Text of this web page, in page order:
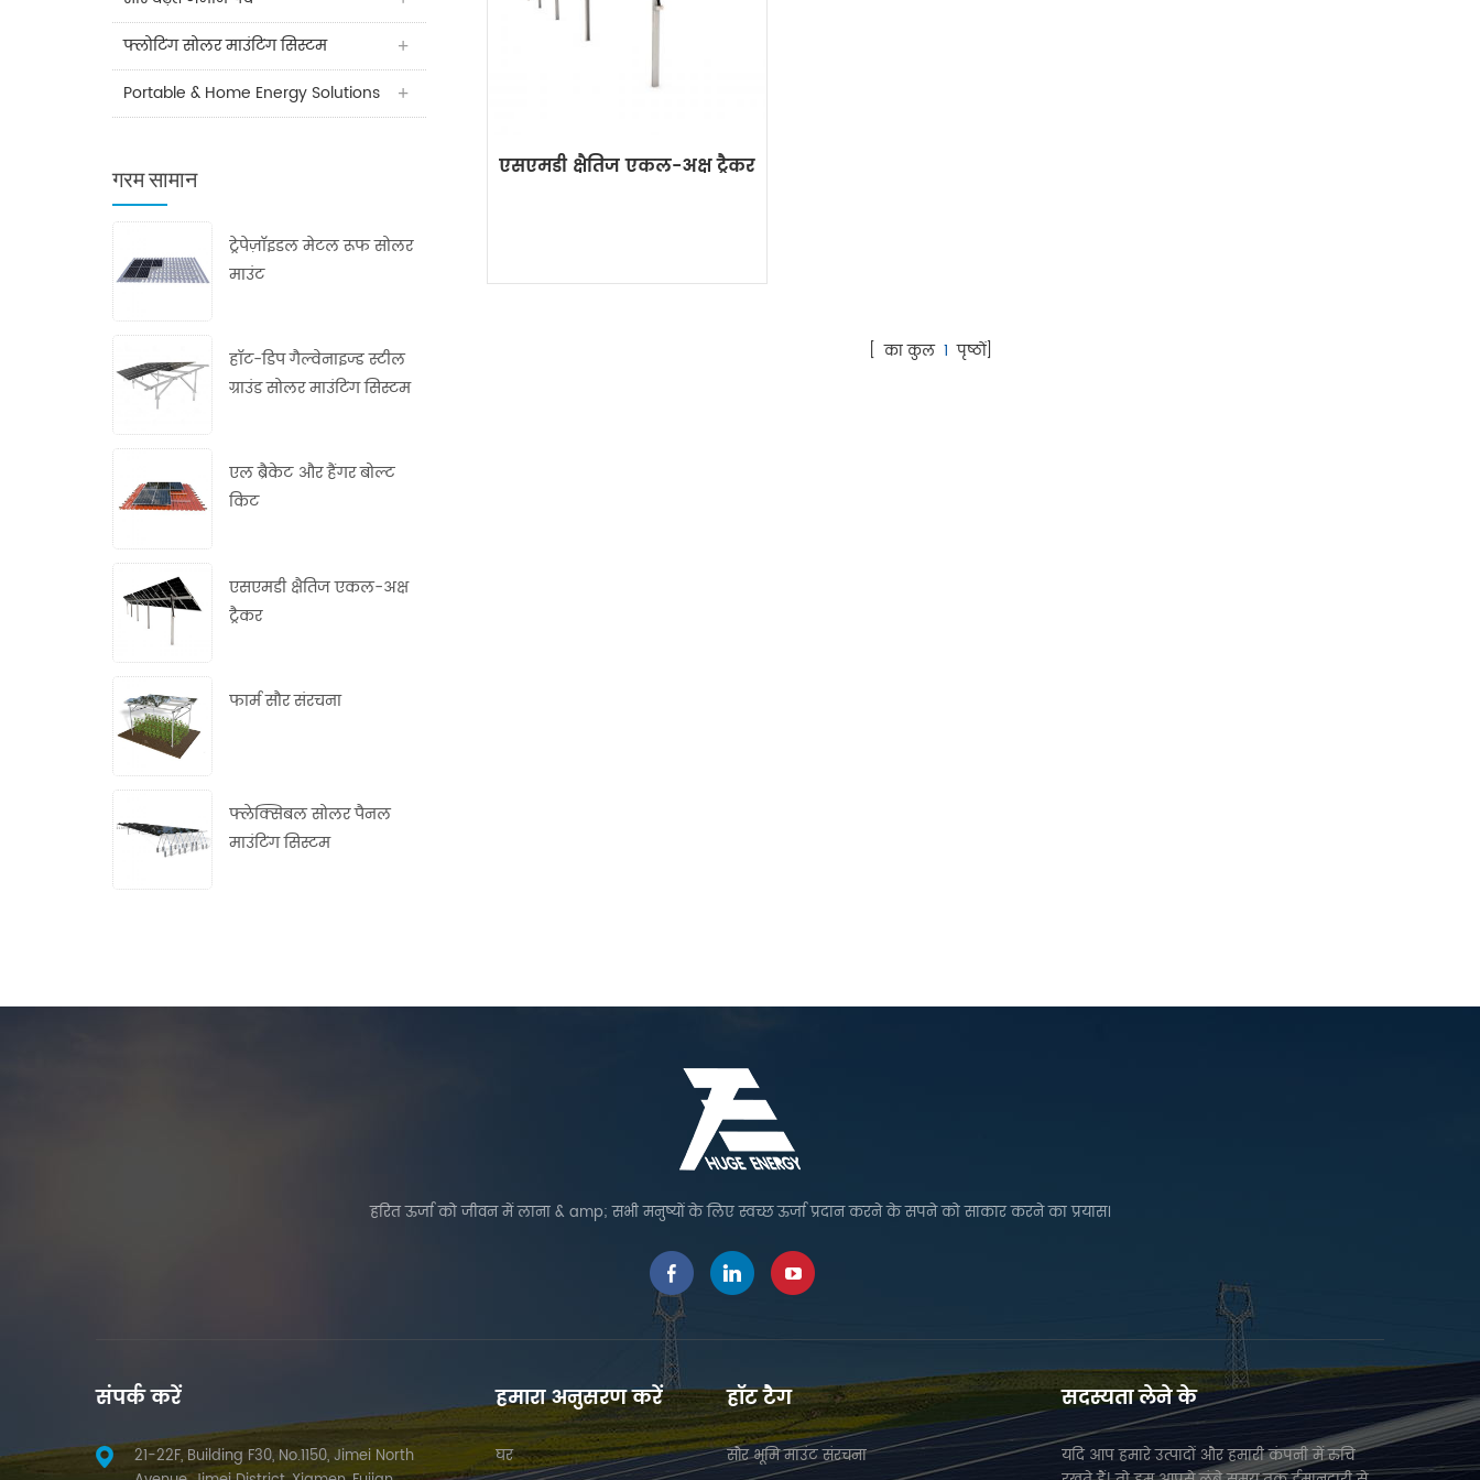
फ्लोटिंग सोलर माउंटिंग सिस्टम
Portable & Home Energy Solutions
गरम सामान
ट्रेपेज़ॉइडल मेटल रूफ सोलर
माउंट
हॉट-डिप गैल्वेनाइज्ड स्टील
ग्राउंड सोलर माउंटिंग सिस्टम
एल ब्रैकेट और हैंगर बोल्ट
किट
एसएमडी क्षैतिज एकल-अक्ष
ट्रैकर
फार्म सौर संरचना
फ्लेक्सिबल सोलर पैनल
माउंटिंग सिस्टम
एसएमडी क्षैतिज एकल-अक्ष ट्रैकर
[ का कुल 1 पृष्ठों]
हरित ऊर्जा को जीवन में लाना & amp; सभी मनुष्यों के लिए स्वच्छ ऊर्जा प्रदान करने के सपने को साकार करने का प्रयास।
संपर्क करें
21-22F, Building F30, No.1150, Jimei North
हमारा अनुसरण करें
घर
हॉट टैग
सौर भूमि माउंट संरचना
सदस्यता लेने के
यदि आप हमारे उत्पादों और हमारी कंपनी में रुचि